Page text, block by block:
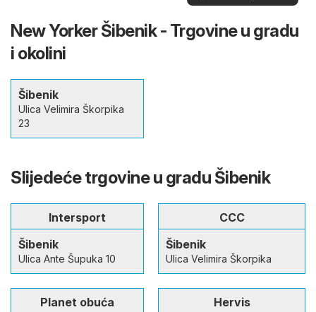
New Yorker Šibenik - Trgovine u gradu
i okolini
Šibenik
Ulica Velimira Škorpika
23
Slijedeće trgovine u gradu Šibenik
Intersport
Šibenik
Ulica Ante Šupuka 10
CCC
Šibenik
Ulica Velimira Škorpika
Planet obuća
Hervis